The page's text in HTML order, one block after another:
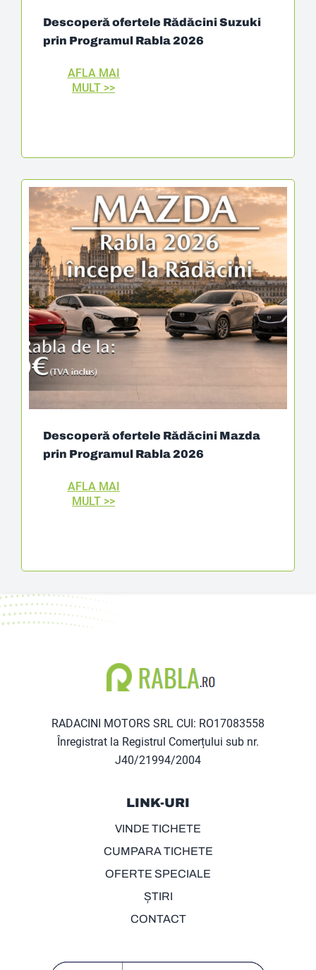
Descoperă ofertele Rădăcini Suzuki
prin Programul Rabla 2026
AFLA MAI
MULT >>
Descoperă ofertele Rădăcini Mazda
prin Programul Rabla 2026
AFLA MAI
MULT >>
RADACINI MOTORS SRL CUI: RO17083558
Înregistrat la Registrul Comerțului sub nr.
J40/21994/2004
LINK-URI
VINDE TICHETE
CUMPARA TICHETE
OFERTE SPECIALE
ȘTIRI
CONTACT